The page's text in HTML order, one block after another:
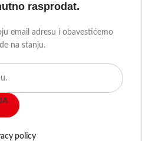
rasprodat.
email adresu i obavestićemo
na stanju.
policy